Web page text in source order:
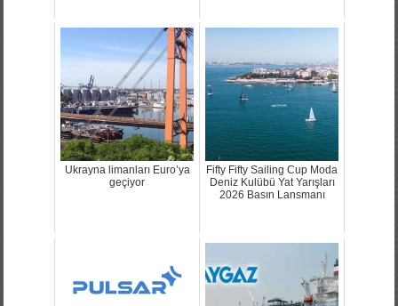
Ukrayna limanları Euro’ya
geçiyor
Fifty Fifty Sailing Cup Moda
Deniz Kulübü Yat Yarışları
2026 Basın Lansmanı